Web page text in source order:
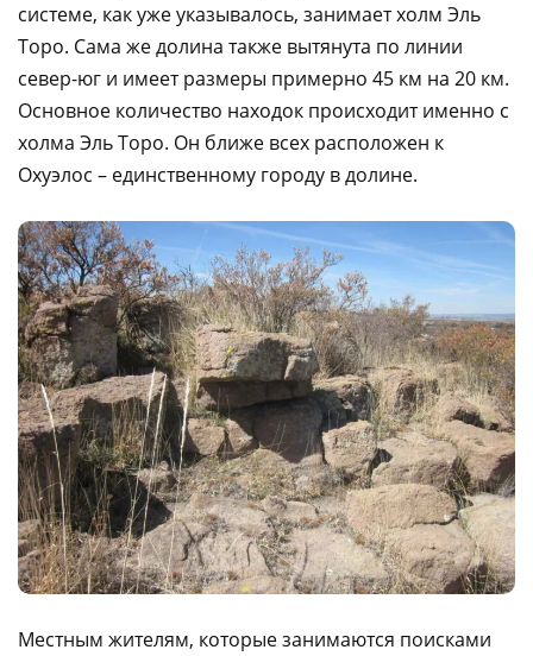
системе, как уже указывалось, занимает холм Эль
Торо. Сама же долина также вытянута по линии
север-юг и имеет размеры примерно 45 км на 20 км.
Основное количество находок происходит именно с
холма Эль Торо. Он ближе всех расположен к
Охуэлос – единственному городу в долине.
Местным жителям, которые занимаются поисками